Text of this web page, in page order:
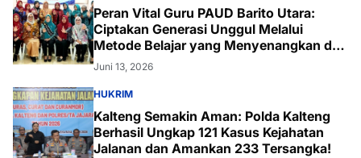
Peran Vital Guru PAUD Barito Utara:
Ciptakan Generasi Unggul Melalui
Metode Belajar yang Menyenangkan dan
Inovatif
Juni 13, 2026
HUKRIM
Kalteng Semakin Aman: Polda Kalteng
Berhasil Ungkap 121 Kasus Kejahatan
Jalanan dan Amankan 233 Tersangka!